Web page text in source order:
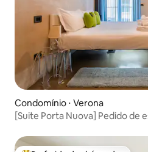
Condomínio ⋅ Verona
[Suite Porta Nuova] Pedido de